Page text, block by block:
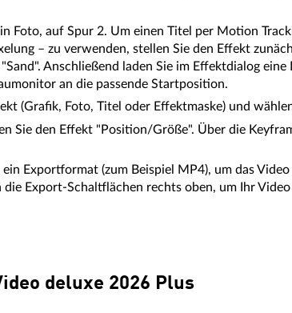
Foto, auf Spur 2. Um einen Titel per Motion
– zu verwenden, stellen Sie den Effekt
Anschließend laden Sie im Effektdialog
an die passende Startposition.
(Grafik, Foto, Titel oder Effektmaske) und
Sie den Effekt "Position/Größe". Über die
Exportformat (zum Beispiel MP4), um das
Export-Schaltflächen rechts oben, um Ihr
deluxe 2026 Plus